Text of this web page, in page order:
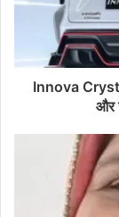
Innova
और